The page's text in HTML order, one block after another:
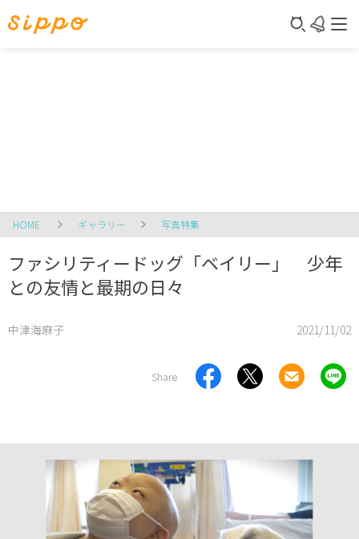
HOME ギャラリー 写真特集
ファシリティードッグ「ベイリー」 少年
との友情と最期の日々
中津海麻子 2021/11/02
Share